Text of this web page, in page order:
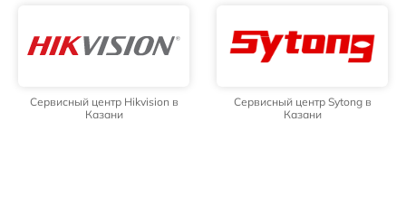
Сервисный центр Hikvision в
Казани
Сервисный центр Sytong в
Казани